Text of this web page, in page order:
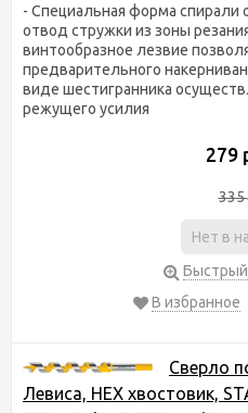
- Специальная форма спирали
отвод стружки из зоны
винтообразное лезвие
предварительного
виде шестигранника
режущего усилия
279
335
Нет в
В избранное
Сверло
Левиса, HEX хвостовик,